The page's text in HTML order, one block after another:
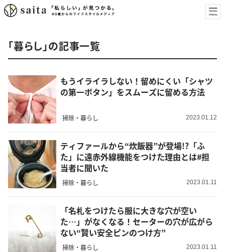
「暮らし」の記事一覧
もうイライラしない！留めにくい「シャツ
の第一ボタン」をスムーズに留める方法
掃除・暮らし 2023.01.12
ティファールから“炊飯器”が登場!?「ふ
た」に遠赤外線機能をつけた理由とは#担
当者に聞いた
掃除・暮らし 2023.01.11
「名札をつけたら服に大きな穴が空い
た…」がなくなる！セーターの穴が広がら
ない“賢い安全ピンのつけ方”
掃除・暮らし 2023.01.11